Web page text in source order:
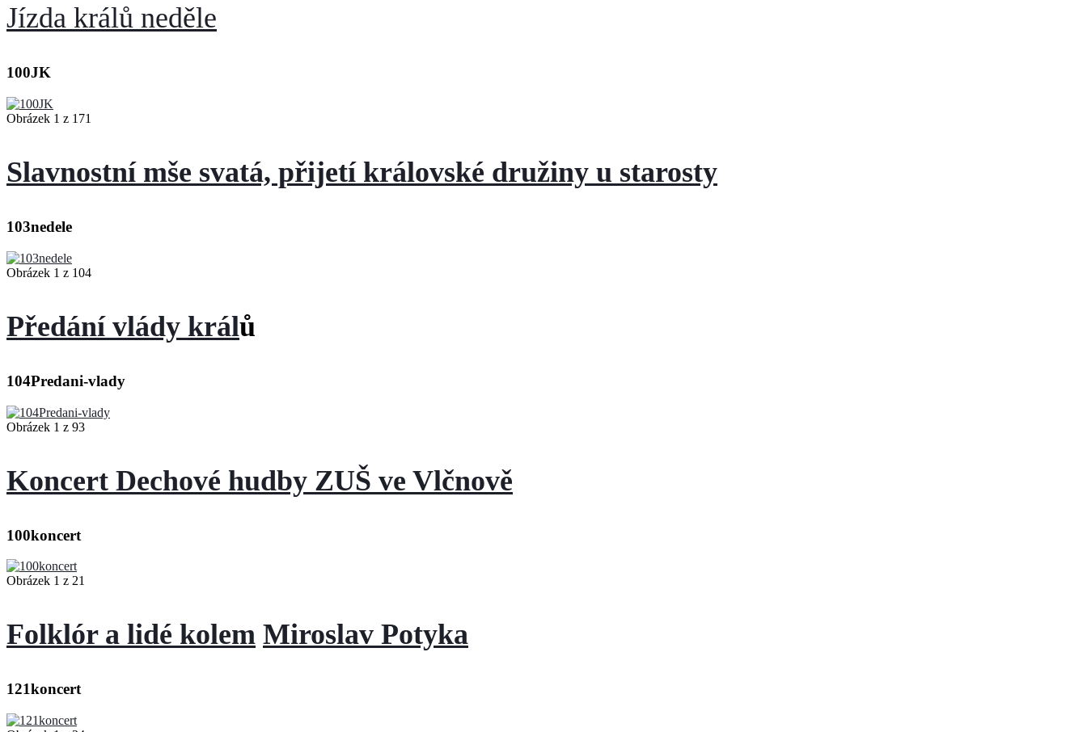
Jízda králů neděle
100JK
Obrázek 1 z 171
Slavnostní mše svatá, přijetí královské družiny u starosty
103nedele
Obrázek 1 z 104
Předání vlády králů
104Predani-vlady
Obrázek 1 z 93
Koncert Dechové hudby ZUŠ ve Vlčnově
100koncert
Obrázek 1 z 21
Folklór a lidé kolem Miroslav Potyka
121koncert